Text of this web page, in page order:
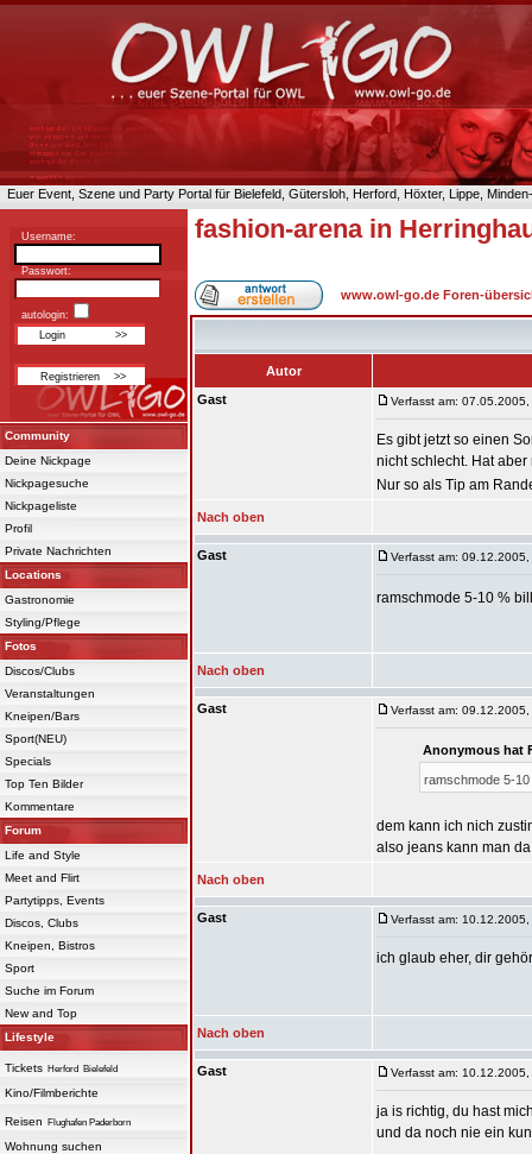
Euer Event, Szene und Party Portal für Bielefeld, Gütersloh, Herford, Höxter, Lippe,
Username:
Passwort:
autologin:
Community
Deine Nickpage
Nickpagesuche
Nickpageliste
Profil
Private Nachrichten
Locations
Gastronomie
Styling/Pflege
Fotos
Discos/Clubs
Veranstaltungen
Kneipen/Bars
Sport(NEU)
Specials
Top Ten Bilder
Kommentare
Forum
Life and Style
Meet and Flirt
Partytipps, Events
Discos, Clubs
Kneipen, Bistros
Sport
Suche im Forum
New and Top
Lifestyle
Tickets Herford Bielefeld
Kino/Filmberichte
Reisen Flughafen Paderborn
Wohnung suchen
fashion-arena in
www.owl-go.de Foren-
Autor
Gast
Verfasst am:
Es gibt jetzt so einen
nicht schlecht. Hat
Nur so als Tip am
Nach oben
Gast Verfasst am:
ramschmode 5-10 %
Nach oben
Gast Verfasst am:
Anonymous hat
ramschmode 5-
dem kann ich nich
also jeans kann man
Nach oben
Gast Verfasst am:
ich glaub eher, dir
Nach oben
Gast Verfasst am:
ja is richtig, du hast
und da noch nie ein